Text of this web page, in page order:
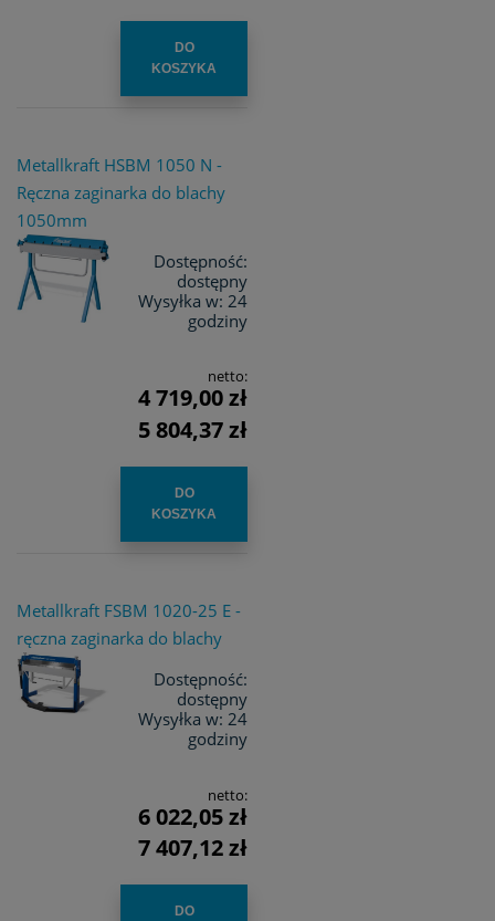
DO
KOSZYKA
Metallkraft HSBM 1050 N -
Ręczna zaginarka do blachy
1050mm
Dostępność:
dostępny
Wysyłka w: 24
godziny
netto:
4 719,00 zł
5 804,37 zł
DO
KOSZYKA
Metallkraft FSBM 1020-25 E -
ręczna zaginarka do blachy
Dostępność:
dostępny
Wysyłka w: 24
godziny
netto:
6 022,05 zł
7 407,12 zł
DO